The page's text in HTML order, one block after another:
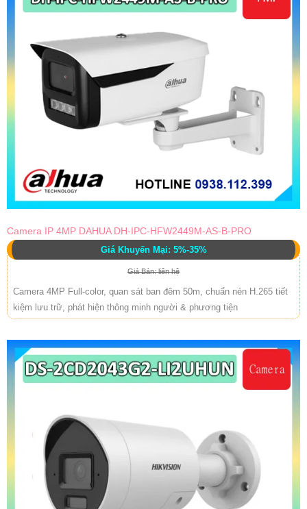
Camera IP 4MP DAHUA DH-IPC-HFW2449M-AS-B-PRO
Giá Khuyến Mại: 5%-35%
Giá Bán: liên hệ
Camera 4MP Full-color, quan sát ban đêm 50m, chuẩn nén H.265 tiết
kiệm lưu trữ, phát hiện thông minh người & phương tiện